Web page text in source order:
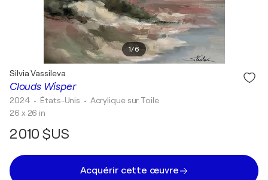
1/6
Clouds Wisper
Silvia Vassileva
2024 • États-Unis • Acrylique sur Toile
26 x 26 in
2 010 $US
Acquérir cette œuvre